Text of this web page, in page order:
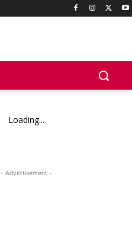
Loading...
- Advertisement -